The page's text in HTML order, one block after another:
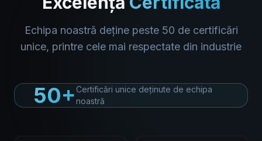
Echipa noastră deține peste 50 de certificări
unice, printre cele mai respectate din industrie
50+Certificări unice deținute de echipa
noastră